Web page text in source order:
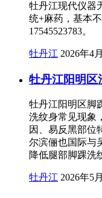
牡丹江现代仪器
统+麻药，基本
17545523783。
牡丹江 2026年4
牡丹江阳明区
牡丹江阳明区脚
洗纹身常见现象
因、易反黑部位
尔滨俪也国际与
降低腿部脚踝洗
牡丹江 2026年5